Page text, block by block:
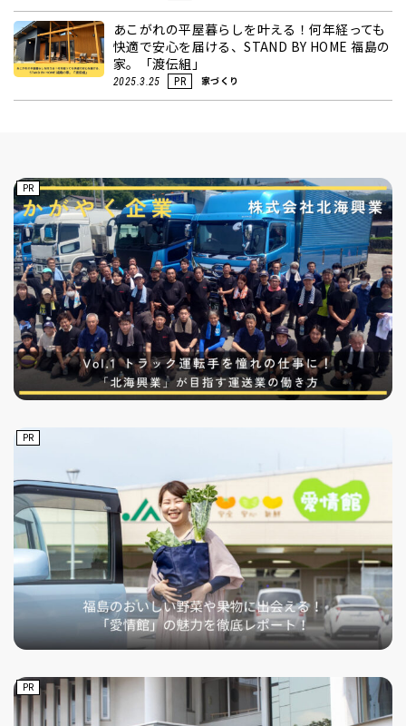
あこがれの平屋暮らしを叶える！何年経っても
快適で安心を届ける、STAND BY HOME 福島の
家。「渡伝組」
2025.3.25 PR 家づくり
PR
PR
PR